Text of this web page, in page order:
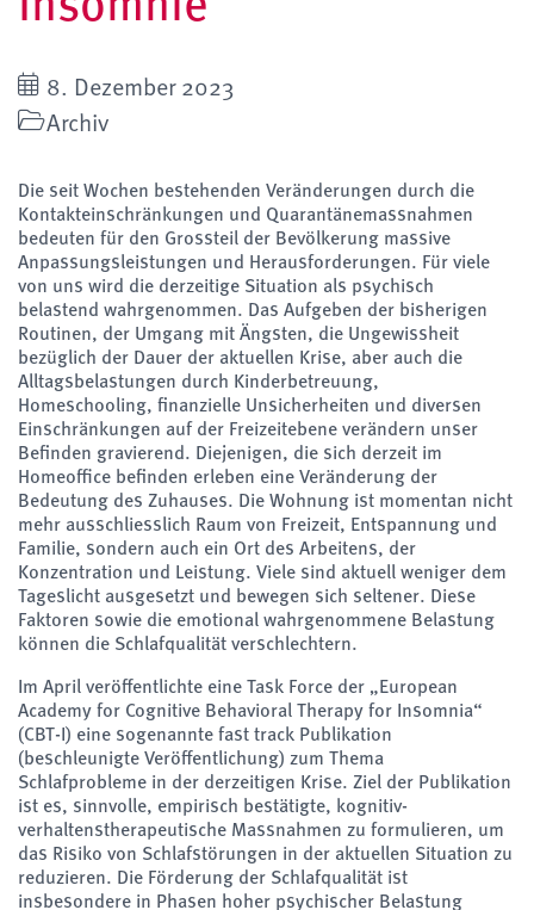
8. Dezember 2023
Archiv
Die seit Wochen bestehenden Veränderungen durch die
Kontakteinschränkungen und Quarantänemassnahmen
bedeuten für den Grossteil der Bevölkerung massive
Anpassungsleistungen und Herausforderungen. Für viele
von uns wird die derzeitige Situation als psychisch
belastend wahrgenommen. Das Aufgeben der bisherigen
Routinen, der Umgang mit Ängsten, die Ungewissheit
bezüglich der Dauer der aktuellen Krise, aber auch die
Alltagsbelastungen durch Kinderbetreuung,
Homeschooling, finanzielle Unsicherheiten und diversen
Einschränkungen auf der Freizeitebene verändern unser
Befinden gravierend. Diejenigen, die sich derzeit im
Homeoffice befinden erleben eine Veränderung der
Bedeutung des Zuhauses. Die Wohnung ist momentan nicht
mehr ausschliesslich Raum von Freizeit, Entspannung und
Familie, sondern auch ein Ort des Arbeitens, der
Konzentration und Leistung. Viele sind aktuell weniger dem
Tageslicht ausgesetzt und bewegen sich seltener. Diese
Faktoren sowie die emotional wahrgenommene Belastung
können die Schlafqualität verschlechtern.
Im April veröffentlichte eine Task Force der „European
Academy for Cognitive Behavioral Therapy for Insomnia“
(CBT-I) eine sogenannte fast track Publikation
(beschleunigte Veröffentlichung) zum Thema
Schlafprobleme in der derzeitigen Krise. Ziel der Publikation
ist es, sinnvolle, empirisch bestätigte, kognitiv-
verhaltenstherapeutische Massnahmen zu formulieren, um
das Risiko von Schlafstörungen in der aktuellen Situation zu
reduzieren. Die Förderung der Schlafqualität ist
insbesondere in Phasen hoher psychischer Belastung